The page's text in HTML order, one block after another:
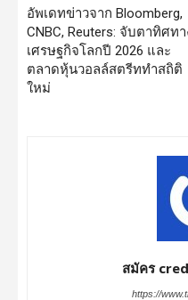
อัพเดทข่าวจาก Bloomberg,
CNBC, Reuters: จับตาทิศทา
เศรษฐกิจโลกปี 2026 และ
ตลาดหุ้นวอลล์สตรีททำสถิติ
ใหม่
สมัคร
https://